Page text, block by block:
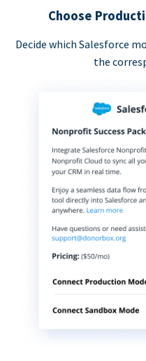
Choose
Decide which Salesforce
the